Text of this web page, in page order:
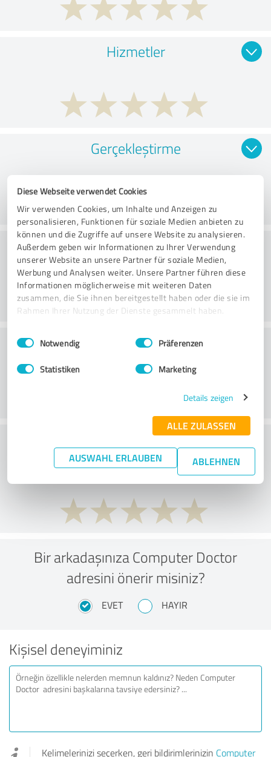
Diese Webseite verwendet Cookies
Wir verwenden Cookies, um Inhalte und Anzeigen zu
personalisieren, Funktionen für soziale Medien anbieten zu
können und die Zugriffe auf unsere Website zu analysieren.
Außerdem geben wir Informationen zu Ihrer Verwendung
unserer Website an unsere Partner für soziale Medien,
Werbung und Analysen weiter. Unsere Partner führen diese
Informationen möglicherweise mit weiteren Daten
zusammen, die Sie ihnen bereitgestellt haben oder die sie im
Rahmen Ihrer Nutzung der Dienste gesammelt haben.
Impressum Datenschutzbestimmungen
Einwilligungsauswahl
Notwendig Präferenzen
Statistiken Marketing
Details zeigen
ALLE ZULASSEN
AUSWAHL ERLAUBEN ABLEHNEN
Hizmetler
Gerçekleştirme
Danışmanlık
Müşteri Hizmetleri
Fiyat-performans oranı hakkında ne
düşünüyorsunuz?
Bir arkadaşınıza Computer Doctor
adresini önerir misiniz?
EVET HAYIR
Kişisel deneyiminiz
Kelimelerinizi seçerken, geri bildirimlerinizin Computer